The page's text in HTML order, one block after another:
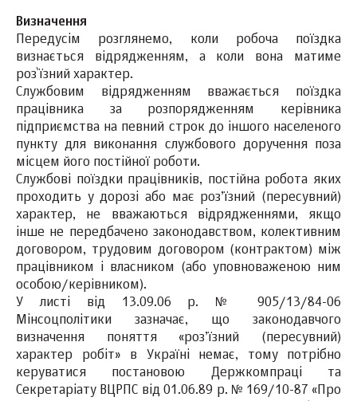
Визначення
Передусім розглянемо, коли робоча поїздка
визнається відрядженням, а коли вона матиме
роз`їзний характер.
Службовим відрядженням вважається поїздка
працівника за розпорядженням керівника
підприємства на певний строк до іншого населеного
пункту для виконання службового доручення поза
місцем його постійної роботи.
Службові поїздки працівників, постійна робота яких
проходить у дорозі або має роз’їзний (пересувний)
характер, не вважаються відрядженнями, якщо
інше не передбачено законодавством, колективним
договором, трудовим договором (контрактом) між
працівником і власником (або уповноваженою ним
особою/керівником).
У листі від 13.09.06 р. № 905/13/84-06
Мінсоцполітики зазначає, що законодавчого
визначення поняття «роз’їзний (пересувний)
характер робіт» в Україні немає, тому потрібно
керуватися постановою Держкомпраці та
Секретаріату ВЦРПС від 01.06.89 р. № 169/10-87 «Про